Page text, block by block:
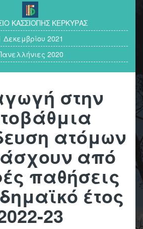
ΚΑΣΣΙΟΠΗΣ ΚΕΡΚΥΡΑΣ
Δεκεμβρίου 2021
2020
στην
ατόμων
από
παθήσεις
έτος
23